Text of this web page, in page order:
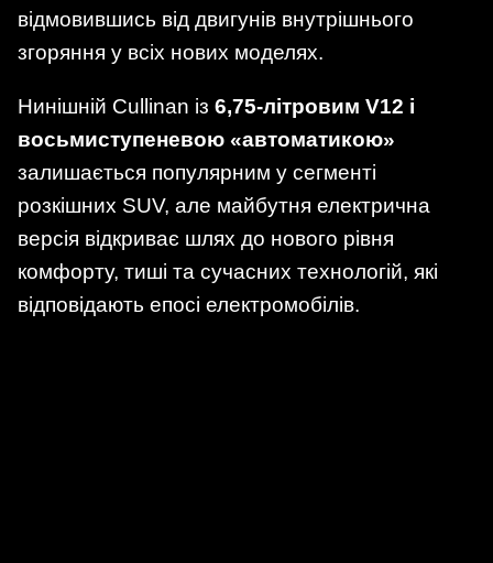
відмовившись від двигунів внутрішнього
згоряння у всіх нових моделях.
Нинішній Cullinan із 6,75-літровим V12 і
восьмиступеневою «автоматикою»
залишається популярним у сегменті
розкішних SUV, але майбутня електрична
версія відкриває шлях до нового рівня
комфорту, тиші та сучасних технологій, які
відповідають епосі електромобілів.